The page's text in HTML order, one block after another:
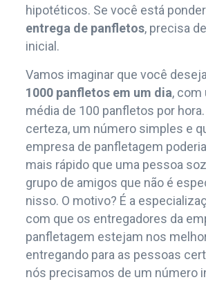
hipotéticos. Se você está
entrega de panfletos, precisa
inicial.
Vamos imaginar que você
1000 panfletos em um dia, com
média de 100 panfletos por
certeza, um número simples e
empresa de panfletagem
mais rápido que uma pessoa
grupo de amigos que não é
nisso. O motivo? É a
com que os entregadores da
panfletagem estejam nos
entregando para as pessoas
nós precisamos de um número